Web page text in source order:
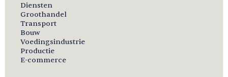
Diensten
Groothandel
Transport
Bouw
Voedingsindustrie
Productie
E-commerce